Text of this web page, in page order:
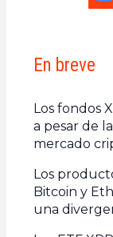
En breve
Los fondos
a pesar de
mercado
Los
Bitcoin y
una